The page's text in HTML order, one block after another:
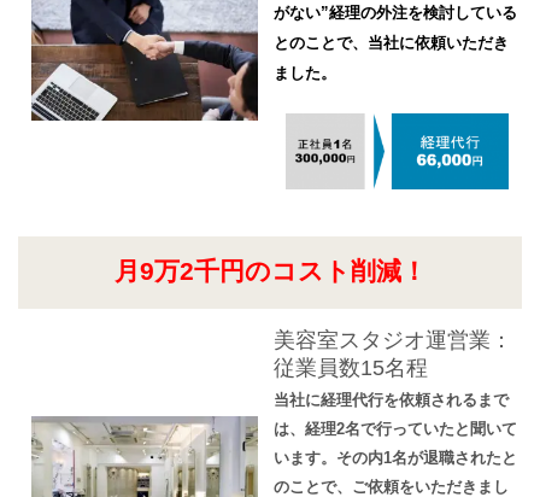
がない”経理の外注を検討している
とのことで、当社に依頼いただき
ました。
月9万2千円のコスト削減！
美容室スタジオ運営業：
従業員数15名程
当社に経理代行を依頼されるまで
は、経理2名で行っていたと聞いて
います。その内1名が退職されたと
のことで、ご依頼をいただきまし